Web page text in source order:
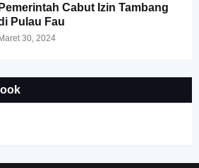
Pemerintah Cabut Izin Tambang
Pulau Fau
Maret 30, 2024